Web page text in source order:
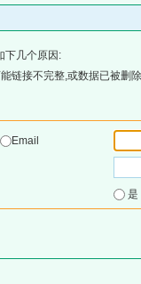
下几个原因:
链接不完整,或数据已被删
Email